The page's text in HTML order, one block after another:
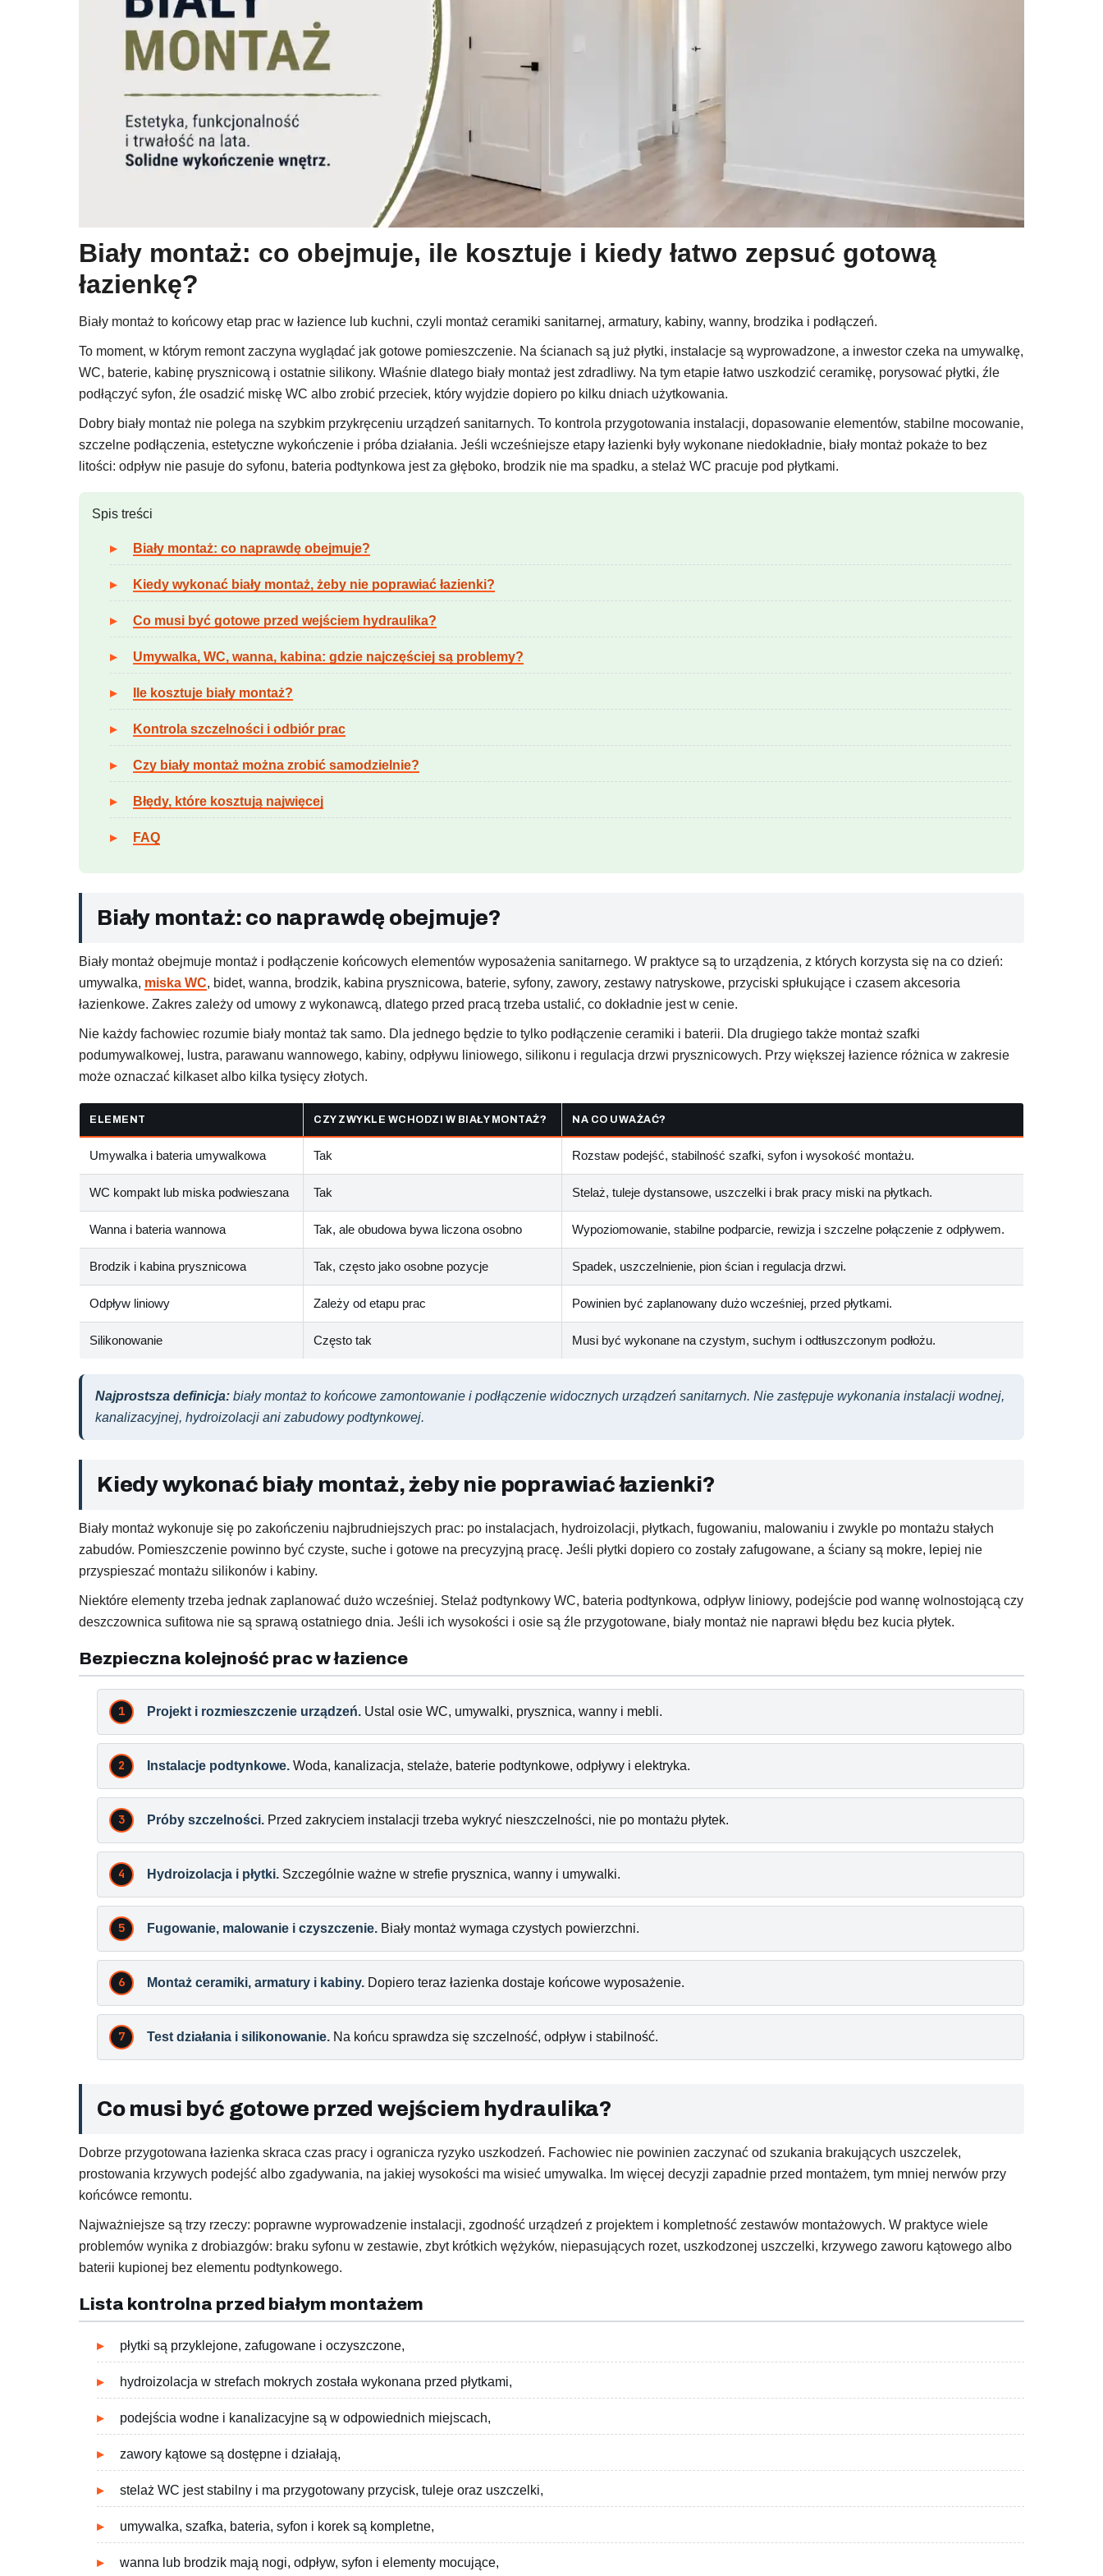
Biały montaż: co obejmuje, ile kosztuje i kiedy łatwo zepsuć gotową
łazienkę?
Biały montaż to końcowy etap prac w łazience lub kuchni, czyli montaż ceramiki sanitarnej, armatury, kabiny, wanny, brodzika i podłączeń.
To moment, w którym remont zaczyna wyglądać jak gotowe pomieszczenie. Na ścianach są już płytki, instalacje są wyprowadzone, a inwestor czeka na umywalkę,
WC, baterie, kabinę prysznicową i ostatnie silikony. Właśnie dlatego biały montaż jest zdradliwy. Na tym etapie łatwo uszkodzić ceramikę, porysować płytki, źle
podłączyć syfon, źle osadzić miskę WC albo zrobić przeciek, który wyjdzie dopiero po kilku dniach użytkowania.
Dobry biały montaż nie polega na szybkim przykręceniu urządzeń sanitarnych. To kontrola przygotowania instalacji, dopasowanie elementów, stabilne mocowanie,
szczelne podłączenia, estetyczne wykończenie i próba działania. Jeśli wcześniejsze etapy łazienki były wykonane niedokładnie, biały montaż pokaże to bez
litości: odpływ nie pasuje do syfonu, bateria podtynkowa jest za głęboko, brodzik nie ma spadku, a stelaż WC pracuje pod płytkami.
Spis treści
Biały montaż: co naprawdę obejmuje?
Kiedy wykonać biały montaż, żeby nie poprawiać łazienki?
Co musi być gotowe przed wejściem hydraulika?
Umywalka, WC, wanna, kabina: gdzie najczęściej są problemy?
Ile kosztuje biały montaż?
Kontrola szczelności i odbiór prac
Czy biały montaż można zrobić samodzielnie?
Błędy, które kosztują najwięcej
FAQ
Biały montaż: co naprawdę obejmuje?
Biały montaż obejmuje montaż i podłączenie końcowych elementów wyposażenia sanitarnego. W praktyce są to urządzenia, z których korzysta się na co dzień:
umywalka, miska WC, bidet, wanna, brodzik, kabina prysznicowa, baterie, syfony, zawory, zestawy natryskowe, przyciski spłukujące i czasem akcesoria
łazienkowe. Zakres zależy od umowy z wykonawcą, dlatego przed pracą trzeba ustalić, co dokładnie jest w cenie.
Nie każdy fachowiec rozumie biały montaż tak samo. Dla jednego będzie to tylko podłączenie ceramiki i baterii. Dla drugiego także montaż szafki
podumywalkowej, lustra, parawanu wannowego, kabiny, odpływu liniowego, silikonu i regulacja drzwi prysznicowych. Przy większej łazience różnica w zakresie
może oznaczać kilkaset albo kilka tysięcy złotych.
ELEMENT CZY ZWYKLE WCHODZI W BIAŁY MONTAŻ? NA CO UWAŻAĆ?
Umywalka i bateria umywalkowa Tak Rozstaw podejść, stabilność szafki, syfon i wysokość montażu.
WC kompakt lub miska podwieszana Tak Stelaż, tuleje dystansowe, uszczelki i brak pracy miski na płytkach.
Wanna i bateria wannowa Tak, ale obudowa bywa liczona osobno Wypoziomowanie, stabilne podparcie, rewizja i szczelne połączenie z odpływem.
Brodzik i kabina prysznicowa Tak, często jako osobne pozycje Spadek, uszczelnienie, pion ścian i regulacja drzwi.
Odpływ liniowy Zależy od etapu prac Powinien być zaplanowany dużo wcześniej, przed płytkami.
Silikonowanie Często tak Musi być wykonane na czystym, suchym i odtłuszczonym podłożu.
Najprostsza definicja: biały montaż to końcowe zamontowanie i podłączenie widocznych urządzeń sanitarnych. Nie zastępuje wykonania instalacji wodnej,
kanalizacyjnej, hydroizolacji ani zabudowy podtynkowej.
Kiedy wykonać biały montaż, żeby nie poprawiać łazienki?
Biały montaż wykonuje się po zakończeniu najbrudniejszych prac: po instalacjach, hydroizolacji, płytkach, fugowaniu, malowaniu i zwykle po montażu stałych
zabudów. Pomieszczenie powinno być czyste, suche i gotowe na precyzyjną pracę. Jeśli płytki dopiero co zostały zafugowane, a ściany są mokre, lepiej nie
przyspieszać montażu silikonów i kabiny.
Niektóre elementy trzeba jednak zaplanować dużo wcześniej. Stelaż podtynkowy WC, bateria podtynkowa, odpływ liniowy, podejście pod wannę wolnostojącą czy
deszczownica sufitowa nie są sprawą ostatniego dnia. Jeśli ich wysokości i osie są źle przygotowane, biały montaż nie naprawi błędu bez kucia płytek.
Bezpieczna kolejność prac w łazience
Projekt i rozmieszczenie urządzeń. Ustal osie WC, umywalki, prysznica, wanny i mebli.
Instalacje podtynkowe. Woda, kanalizacja, stelaże, baterie podtynkowe, odpływy i elektryka.
Próby szczelności. Przed zakryciem instalacji trzeba wykryć nieszczelności, nie po montażu płytek.
Hydroizolacja i płytki. Szczególnie ważne w strefie prysznica, wanny i umywalki.
Fugowanie, malowanie i czyszczenie. Biały montaż wymaga czystych powierzchni.
Montaż ceramiki, armatury i kabiny. Dopiero teraz łazienka dostaje końcowe wyposażenie.
Test działania i silikonowanie. Na końcu sprawdza się szczelność, odpływ i stabilność.
Co musi być gotowe przed wejściem hydraulika?
Dobrze przygotowana łazienka skraca czas pracy i ogranicza ryzyko uszkodzeń. Fachowiec nie powinien zaczynać od szukania brakujących uszczelek,
prostowania krzywych podejść albo zgadywania, na jakiej wysokości ma wisieć umywalka. Im więcej decyzji zapadnie przed montażem, tym mniej nerwów przy
końcówce remontu.
Najważniejsze są trzy rzeczy: poprawne wyprowadzenie instalacji, zgodność urządzeń z projektem i kompletność zestawów montażowych. W praktyce wiele
problemów wynika z drobiazgów: braku syfonu w zestawie, zbyt krótkich wężyków, niepasujących rozet, uszkodzonej uszczelki, krzywego zaworu kątowego albo
baterii kupionej bez elementu podtynkowego.
Lista kontrolna przed białym montażem
płytki są przyklejone, zafugowane i oczyszczone,
hydroizolacja w strefach mokrych została wykonana przed płytkami,
podejścia wodne i kanalizacyjne są w odpowiednich miejscach,
zawory kątowe są dostępne i działają,
stelaż WC jest stabilny i ma przygotowany przycisk, tuleje oraz uszczelki,
umywalka, szafka, bateria, syfon i korek są kompletne,
wanna lub brodzik mają nogi, odpływ, syfon i elementy mocujące,